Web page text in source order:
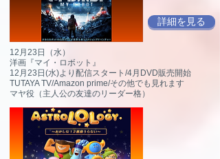
詳細を見る
12月23日（水）
洋画『マイ・ロボット』
12月23日(水)より配信スタート/4月DVD販売開始
TUTAYA TV/Amazon prime/その他でも見れます
マヤ役（主人公の友達のリーダー格）